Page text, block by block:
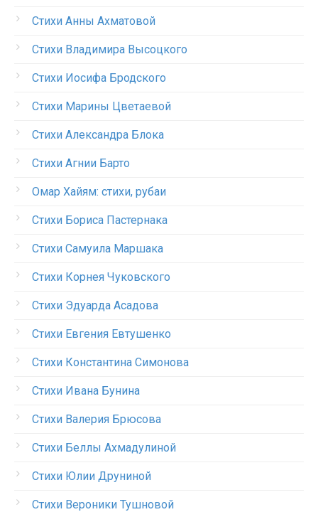
Стихи Анны Ахматовой
Стихи Владимира Высоцкого
Стихи Иосифа Бродского
Стихи Марины Цветаевой
Стихи Александра Блока
Стихи Агнии Барто
Омар Хайям: стихи, рубаи
Стихи Бориса Пастернака
Стихи Самуила Маршака
Стихи Корнея Чуковского
Стихи Эдуарда Асадова
Стихи Евгения Евтушенко
Стихи Константина Симонова
Стихи Ивана Бунина
Стихи Валерия Брюсова
Стихи Беллы Ахмадулиной
Стихи Юлии Друниной
Стихи Вероники Тушновой